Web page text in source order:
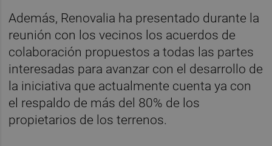
Además, Renovalia ha presentado durante la
reunión con los vecinos los acuerdos de
colaboración propuestos a todas las partes
interesadas para avanzar con el desarrollo de
la iniciativa que actualmente cuenta ya con
el respaldo de más del 80% de los
propietarios de los terrenos.